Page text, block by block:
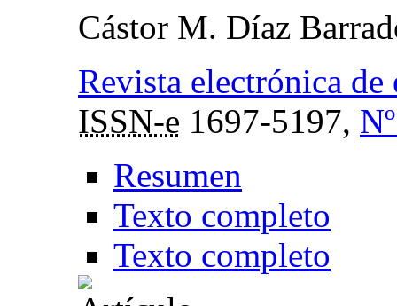
Cástor M. Díaz
Revista electrónica
ISSN-e 1697-5197,
Resumen
Texto completo
Texto completo